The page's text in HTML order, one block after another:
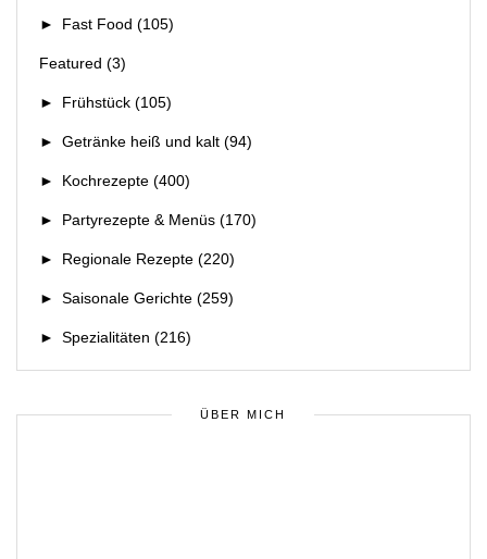
► Fast Food (105)
Featured (3)
► Frühstück (105)
► Getränke heiß und kalt (94)
► Kochrezepte (400)
► Partyrezepte & Menüs (170)
► Regionale Rezepte (220)
► Saisonale Gerichte (259)
► Spezialitäten (216)
ÜBER MICH